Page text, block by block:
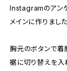
Instagramのアン
メインに作りまし
胸元のボタンで着
裾に切り替えを入